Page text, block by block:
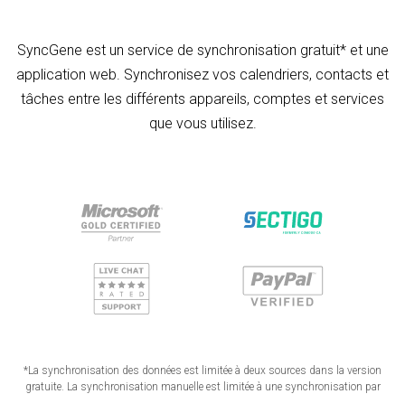
SyncGene est un service de synchronisation gratuit* et une
application web. Synchronisez vos calendriers, contacts et
tâches entre les différents appareils, comptes et services
que vous utilisez.
*La synchronisation des données est limitée à deux sources dans la version
gratuite. La synchronisation manuelle est limitée à une synchronisation par